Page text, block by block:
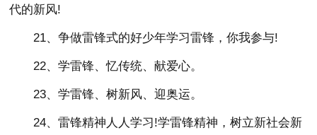
代的新风!
21、争做雷锋式的好少年学习雷锋，你我参与!
22、学雷锋、忆传统、献爱心。
23、学雷锋、树新风、迎奥运。
24、雷锋精神人人学习!学雷锋精神，树立新社会新